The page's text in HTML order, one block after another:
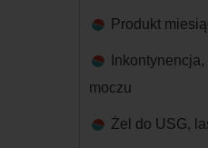
Produkt
Inkontynencja,
moczu
Żel do USG,